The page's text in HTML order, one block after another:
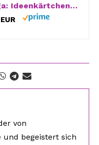
50 Tage mit Yoga: Ideenkärtchen für den Alltag
von
und begeistert sich